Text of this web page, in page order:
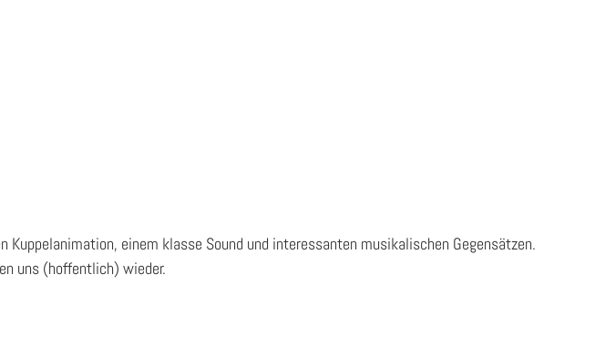
einem klasse Sound und interessanten musikalischen Gegensätzen.
uns (hoffentlich) wieder.